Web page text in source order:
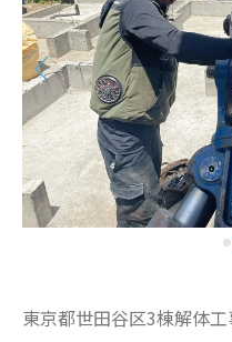
東京都世田谷区3棟解体